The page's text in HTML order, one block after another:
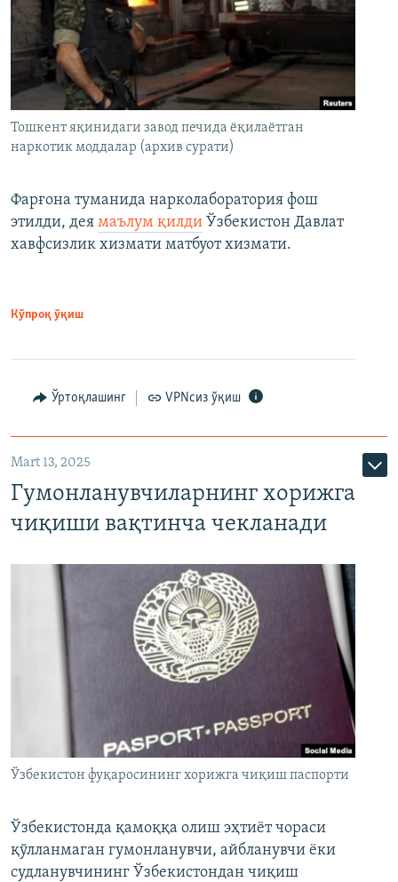
Тошкент яқинидаги завод печида ёқилаётган
наркотик моддалар (архив сурати)
Фарғона туманида нарколаборатория фош
этилди, дея маълум қилди Ўзбекистон Давлат
хавфсизлик хизмати матбуот хизмати.
Кўпроқ ўқиш
Ўртоқлашинг VPNсиз ўқиш
Mart 13, 2025
Гумонланувчиларнинг хорижга
чиқиши вақтинча чекланади
Ўзбекистон фуқаросининг хорижга чиқиш паспорти
Ўзбекистонда қамоққа олиш эҳтиёт чораси
қўлланмаган гумонланувчи, айбланувчи ёки
судланувчининг Ўзбекистондан чиқиш